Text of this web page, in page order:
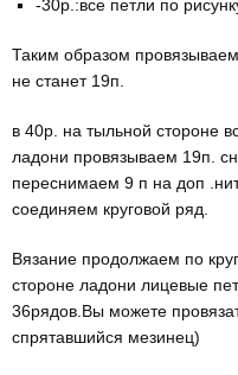
-30р.:все петли по
Таким образом
не станет 19п.
в 40р. на тыльной стороне
ладони провязываем 19п.
переснимаем 9 п на доп
соединяем круговой ряд.
Вязание продолжаем по
стороне ладони лицевые
36рядов.Вы можете
спрятавшийся мезинец)